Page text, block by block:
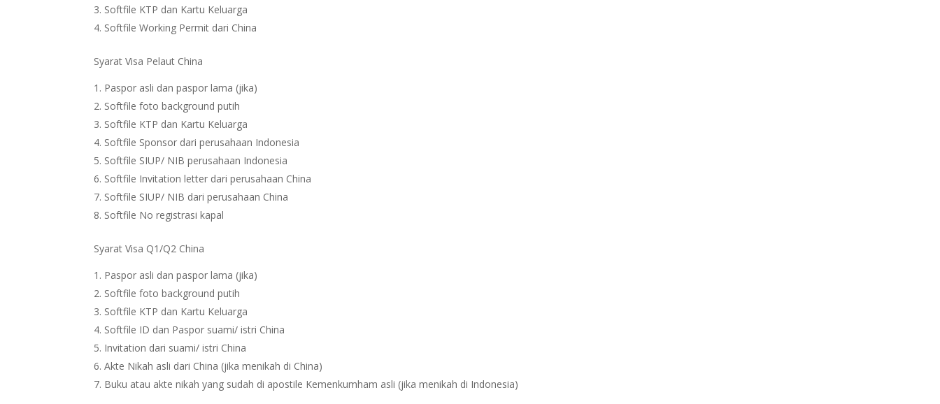
Softfile KTP dan Kartu Keluarga
Softfile Working Permit dari China
Syarat Visa Pelaut China
Paspor asli dan paspor lama (jika)
Softfile foto background putih
Softfile KTP dan Kartu Keluarga
Softfile Sponsor dari perusahaan Indonesia
Softfile SIUP/ NIB perusahaan Indonesia
Softfile Invitation letter dari perusahaan China
Softfile SIUP/ NIB dari perusahaan China
Softfile No registrasi kapal
Syarat Visa Q1/Q2 China
Paspor asli dan paspor lama (jika)
Softfile foto background putih
Softfile KTP dan Kartu Keluarga
Softfile ID dan Paspor suami/ istri China
Invitation dari suami/ istri China
Akte Nikah asli dari China (jika menikah di China)
Buku atau akte nikah yang sudah di apostile Kemenkumham asli (jika menikah di Indonesia)